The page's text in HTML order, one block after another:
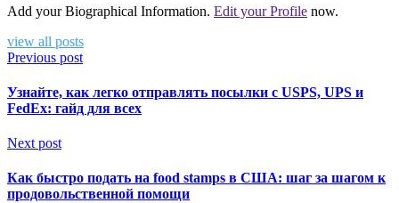
Add your Biographical Information. Edit your Profile now.
view all posts
Previous post
Узнайте, как легко отправлять посылки с USPS, UPS и
FedEx: гайд для всех
Next post
Как быстро подать на food stamps в США: шаг за шагом к
продовольственной помощи